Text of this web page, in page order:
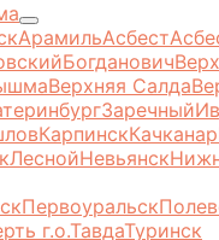
АрамильАсбест
Богданович
Верхняя Салда
Заречный
КарпинскКачканар
ЛеснойНевьянск
Первоуральск
г.о.ТавдаТуринск